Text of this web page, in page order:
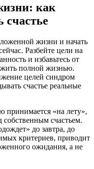
как
счастье
жизни и начать
Разбейте цели на
и избавьтесь от
полной жизнью.
целей синдром
счастье реальные
принимается «на лету»,
собственным счастьем.
до завтра, до
критериев, приводит
ожидания, а не